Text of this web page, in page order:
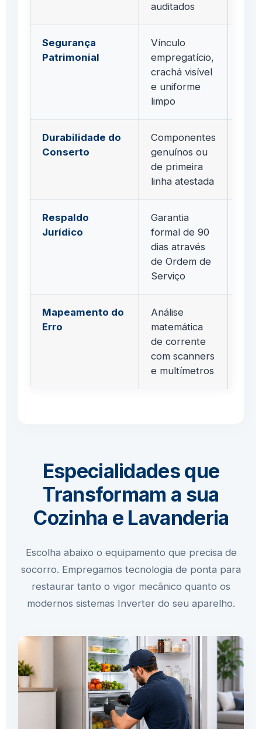
auditados
Segurança
Patrimonial
Vínculo
empregatício,
crachá visível
e uniforme
limpo
Durabilidade do
Conserto
Componentes
genuínos ou
de primeira
linha atestada
Respaldo
Jurídico
Garantia
formal de 90
dias através
de Ordem de
Serviço
Mapeamento do
Erro
Análise
matemática
de corrente
com scanners
e multímetros
Especialidades que
Transformam a sua
Cozinha e Lavanderia
Escolha abaixo o equipamento que precisa de
socorro. Empregamos tecnologia de ponta para
restaurar tanto o vigor mecânico quanto os
modernos sistemas Inverter do seu aparelho.